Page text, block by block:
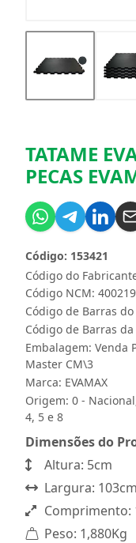
TATAME
PECAS
Código do
Código: 153421
Código NCM:
Código de Barras
Código de Barras
Embalagem: Venda
Master CM\3
Marca: EVAMAX
Origem: 0 -
4, 5 e 8
Dimensões do
Altura: 5cm
Largura: 103cm
Comprimento:
Peso: 1,880Kg